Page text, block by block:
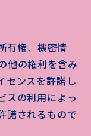
有権、機密情
他の権利を含み
センスを許諾し
スの利用によっ
諾されるもので